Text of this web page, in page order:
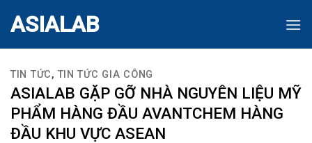
ASIALAB
TIN TỨC,TIN TỨC GIA CÔNG
ASIALAB GẶP GỠ NHÀ NGUYÊN LIỆU MỸ
PHẨM HÀNG ĐẦU AVANTCHEM HÀNG
ĐẦU KHU VỰC ASEAN